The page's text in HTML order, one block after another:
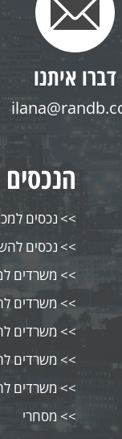
דברו איתנו
נכסים
נכסים
משרדים
משרדים
משרדים
משרדים
משרדים
מסחרי